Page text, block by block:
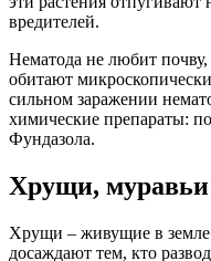
вредителей.
Нематода не любит
обитают
сильном заражении
химические препараты:
Фундазола.
Хрущи, муравьи
Хрущи – живущие в
досаждают тем, кто